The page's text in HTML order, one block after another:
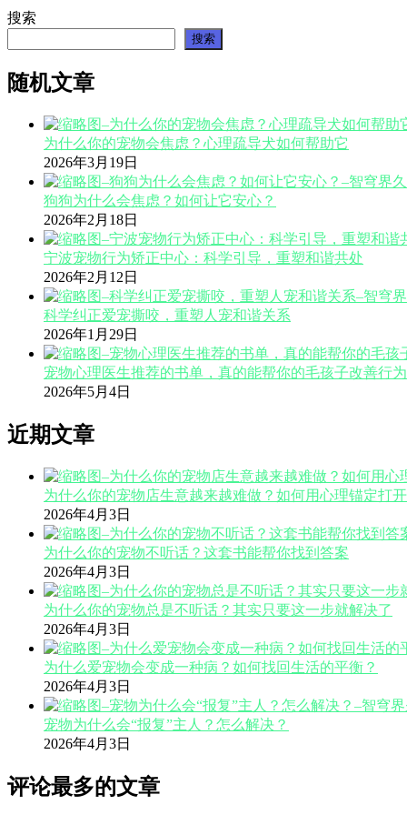
搜索
搜索
随机文章
为什么你的宠物会焦虑？心理疏导犬如何帮助它
2026年3月19日
狗狗为什么会焦虑？如何让它安心？
2026年2月18日
宁波宠物行为矫正中心：科学引导，重塑和谐共处
2026年2月12日
科学纠正爱宠撕咬，重塑人宠和谐关系
2026年1月29日
宠物心理医生推荐的书单，真的能帮你的毛孩子改善行
2026年5月4日
近期文章
为什么你的宠物店生意越来越难做？如何用心理锚定打
2026年4月3日
为什么你的宠物不听话？这套书能帮你找到答案
2026年4月3日
为什么你的宠物总是不听话？其实只要这一步就解决了
2026年4月3日
为什么爱宠物会变成一种病？如何找回生活的平衡？
2026年4月3日
宠物为什么会“报复”主人？怎么解决？
2026年4月3日
评论最多的文章